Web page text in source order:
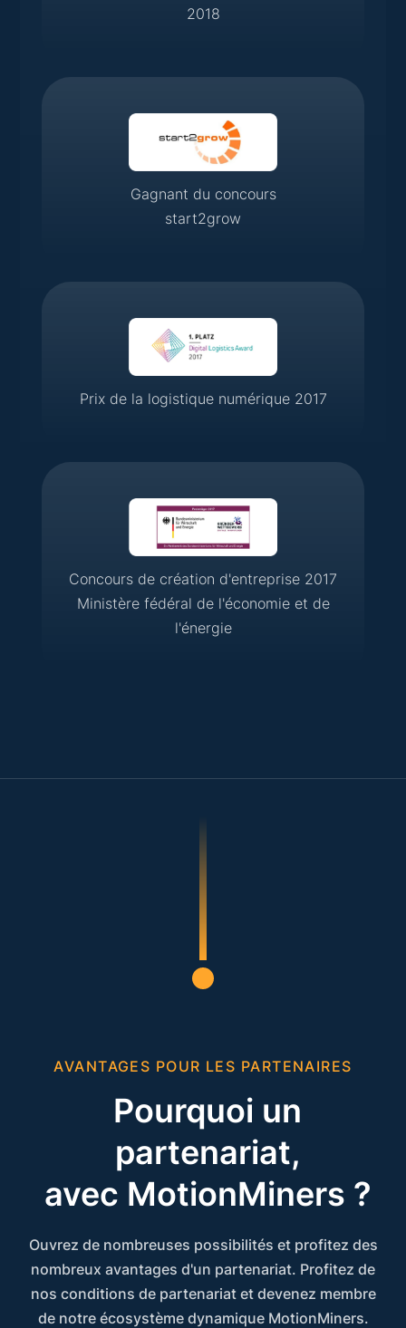
2018
Gagnant du concours
start2grow
Prix de la logistique numérique 2017
Concours de création d'entreprise 2017
Ministère fédéral de l'économie et de
l'énergie
AVANTAGES POUR LES PARTENAIRES
Pourquoi un
partenariat,
avec MotionMiners ?
Ouvrez de nombreuses possibilités et profitez des
nombreux avantages d'un partenariat. Profitez de
nos conditions de partenariat et devenez membre
de notre écosystème dynamique MotionMiners.